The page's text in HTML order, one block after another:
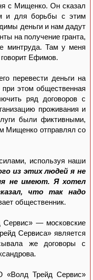
с Мищенко. Он сказал
и для борьбы с этим
деньги и нам дадут
на получение гранта,
минтруда. Там у меня
Ефимов.
перевести деньги на
этом общественная
ряд договоров с
проживания и
были фиктивными,
Мищенко отправлял со
используя наши
из этих людей я не
не имеют. Я хотел
что так надо
общественник.
— московские
Сервиса» является
же договоры с
«Волд Трейд Сервис»